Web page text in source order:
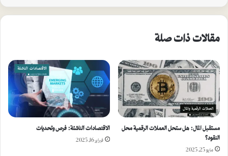
مقالات ذات صلة
مستقبل المال: هل ستحل العملات الرقمية محل
النقود؟
مايو 25, 2025
الاقتصادات الناشئة: فرص وتحديات
فبراير 16, 2025